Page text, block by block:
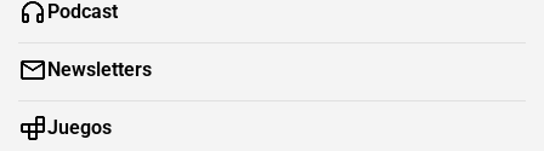
Podcast
Newsletters
Juegos